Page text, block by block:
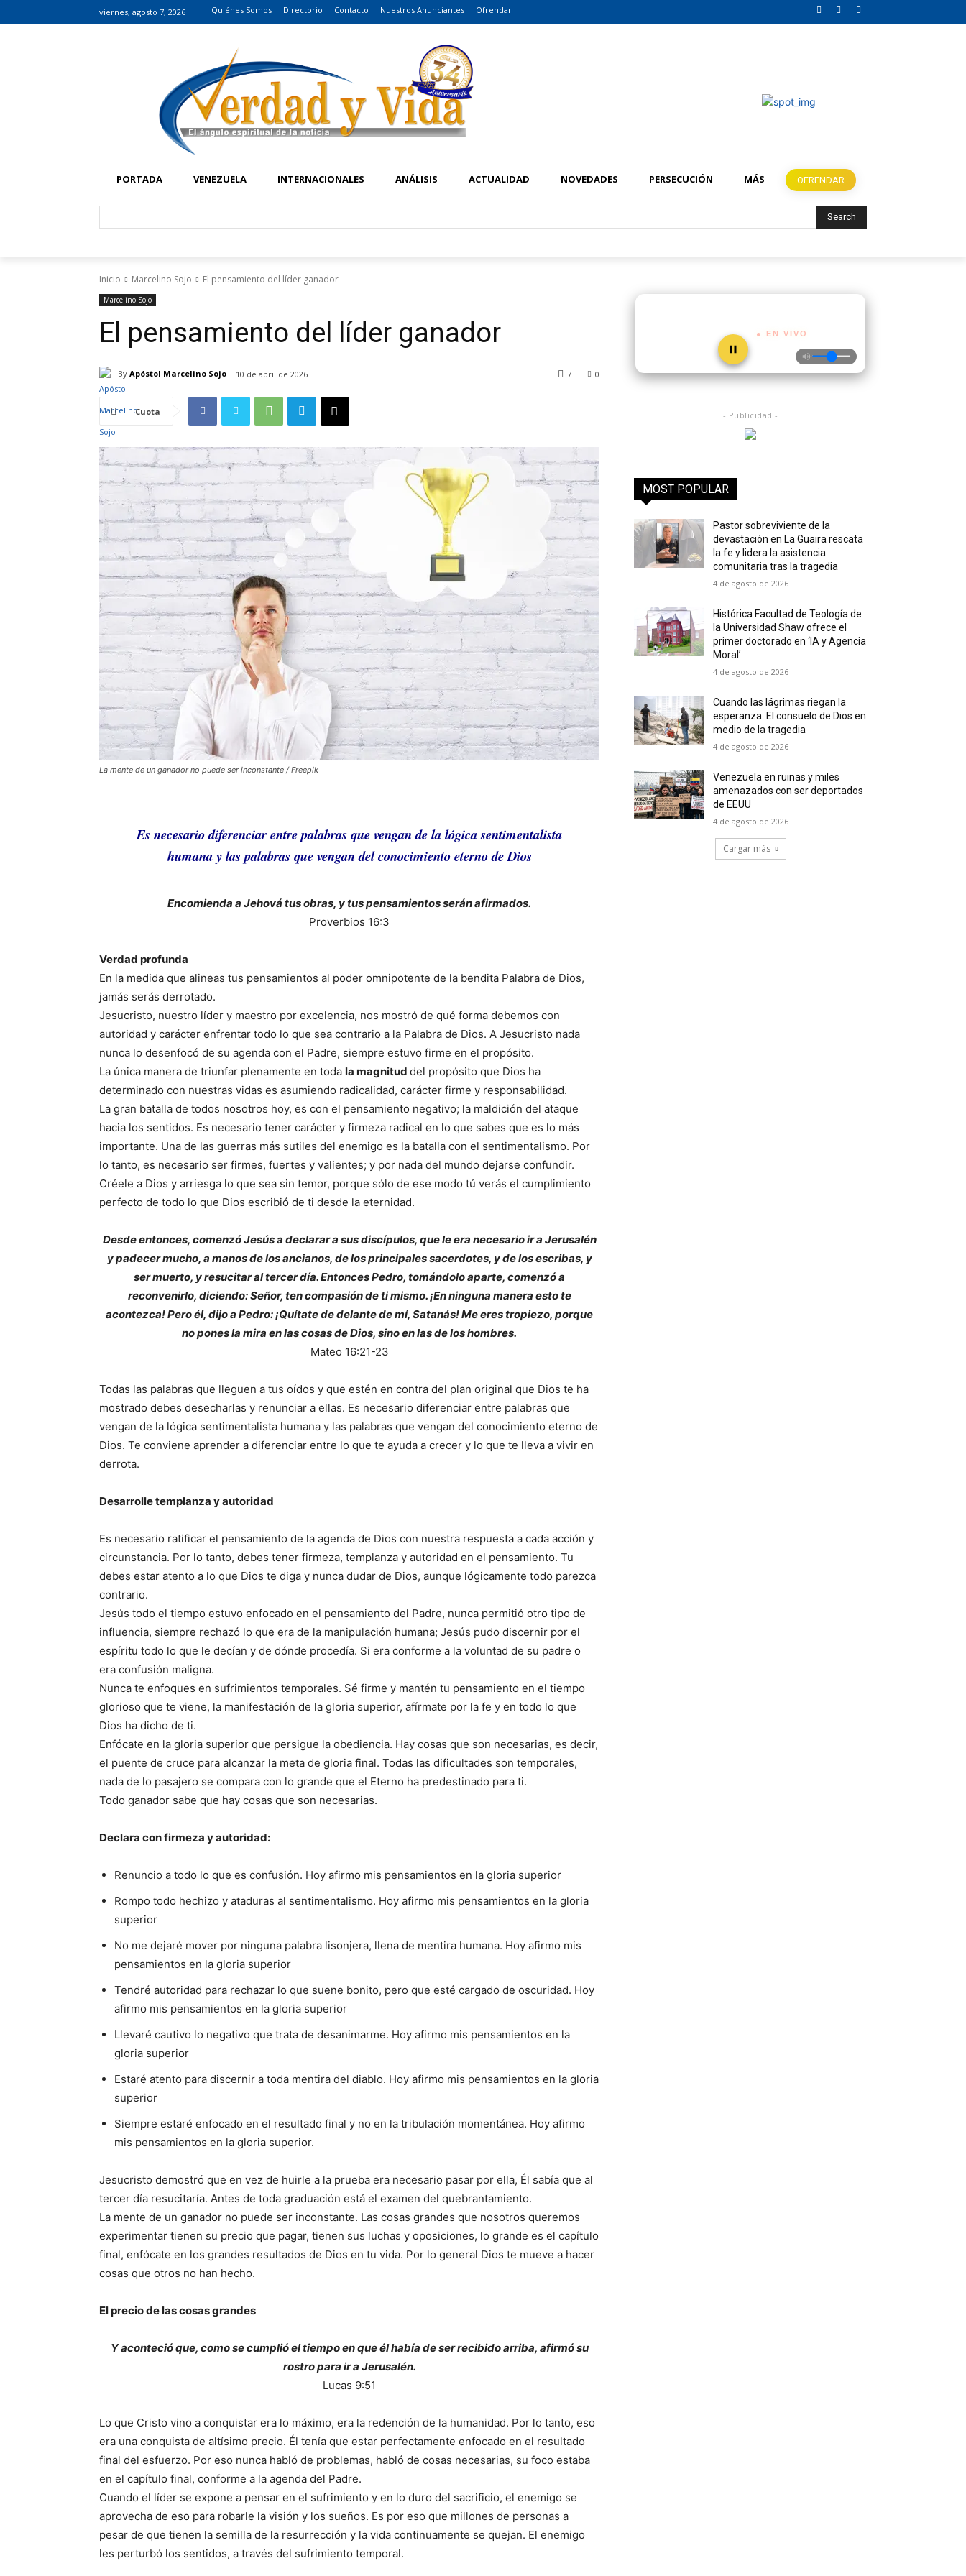
viernes, agosto 7, 2026 Quiénes Somos Directorio Contacto Nuestros Anunciantes Ofrendar
PORTADA VENEZUELA INTERNACIONALES ANÁLISIS ACTUALIDAD NOVEDADES PERSECUCIÓN MÁS OFRENDAR
Search
Inicio Marcelino Sojo El pensamiento del líder ganador
Marcelino Sojo
El pensamiento del líder ganador
By Apóstol Marcelino Sojo 10 de abril de 2026 0
7
Cuota
La mente de un ganador no puede ser inconstante / Freepik
Es necesario diferenciar entre palabras que vengan de la lógica sentimentalista
humana y las palabras que vengan del conocimiento eterno de Dios
Encomienda a Jehová tus obras, y tus pensamientos serán afirmados.
Proverbios 16:3
Verdad profunda
En la medida que alineas tus pensamientos al poder omnipotente de la bendita Palabra de Dios,
jamás serás derrotado.
Jesucristo, nuestro líder y maestro por excelencia, nos mostró de qué forma debemos con
autoridad y carácter enfrentar todo lo que sea contrario a la Palabra de Dios. A Jesucristo nada
nunca lo desenfocó de su agenda con el Padre, siempre estuvo firme en el propósito.
La única manera de triunfar plenamente en toda la magnitud del propósito que Dios ha
determinado con nuestras vidas es asumiendo radicalidad, carácter firme y responsabilidad.
La gran batalla de todos nosotros hoy, es con el pensamiento negativo; la maldición del ataque
hacia los sentidos. Es necesario tener carácter y firmeza radical en lo que sabes que es lo más
importante. Una de las guerras más sutiles del enemigo es la batalla con el sentimentalismo. Por
lo tanto, es necesario ser firmes, fuertes y valientes; y por nada del mundo dejarse confundir.
Créele a Dios y arriesga lo que sea sin temor, porque sólo de ese modo tú verás el cumplimiento
perfecto de todo lo que Dios escribió de ti desde la eternidad.
Desde entonces, comenzó Jesús a declarar a sus discípulos, que le era necesario ir a Jerusalén
y padecer mucho, a manos de los ancianos, de los principales sacerdotes, y de los escribas, y
ser muerto, y resucitar al tercer día. Entonces Pedro, tomándolo aparte, comenzó a
reconvenirlo, diciendo: Señor, ten compasión de ti mismo. ¡En ninguna manera esto te
acontezca! Pero él, dijo a Pedro: ¡Quítate de delante de mí, Satanás! Me eres tropiezo, porque
no pones la mira en las cosas de Dios, sino en las de los hombres.
Mateo 16:21-23
Todas las palabras que lleguen a tus oídos y que estén en contra del plan original que Dios te ha
mostrado debes desecharlas y renunciar a ellas. Es necesario diferenciar entre palabras que
vengan de la lógica sentimentalista humana y las palabras que vengan del conocimiento eterno de
Dios. Te conviene aprender a diferenciar entre lo que te ayuda a crecer y lo que te lleva a vivir en
derrota.
Desarrolle templanza y autoridad
Es necesario ratificar el pensamiento de la agenda de Dios con nuestra respuesta a cada acción y
circunstancia. Por lo tanto, debes tener firmeza, templanza y autoridad en el pensamiento. Tu
debes estar atento a lo que Dios te diga y nunca dudar de Dios, aunque lógicamente todo parezca
contrario.
Jesús todo el tiempo estuvo enfocado en el pensamiento del Padre, nunca permitió otro tipo de
influencia, siempre rechazó lo que era de la manipulación humana; Jesús pudo discernir por el
espíritu todo lo que le decían y de dónde procedía. Si era conforme a la voluntad de su padre o
era confusión maligna.
Nunca te enfoques en sufrimientos temporales. Sé firme y mantén tu pensamiento en el tiempo
glorioso que te viene, la manifestación de la gloria superior, afírmate por la fe y en todo lo que
Dios ha dicho de ti.
Enfócate en la gloria superior que persigue la obediencia. Hay cosas que son necesarias, es decir,
el puente de cruce para alcanzar la meta de gloria final. Todas las dificultades son temporales,
nada de lo pasajero se compara con lo grande que el Eterno ha predestinado para ti.
Todo ganador sabe que hay cosas que son necesarias.
Declara con firmeza y autoridad:
Renuncio a todo lo que es confusión. Hoy afirmo mis pensamientos en la gloria superior
Rompo todo hechizo y ataduras al sentimentalismo. Hoy afirmo mis pensamientos en la gloria
superior
No me dejaré mover por ninguna palabra lisonjera, llena de mentira humana. Hoy afirmo mis
pensamientos en la gloria superior
Tendré autoridad para rechazar lo que suene bonito, pero que esté cargado de oscuridad. Hoy
afirmo mis pensamientos en la gloria superior
Llevaré cautivo lo negativo que trata de desanimarme. Hoy afirmo mis pensamientos en la
gloria superior
Estaré atento para discernir a toda mentira del diablo. Hoy afirmo mis pensamientos en la gloria
superior
Siempre estaré enfocado en el resultado final y no en la tribulación momentánea. Hoy afirmo
mis pensamientos en la gloria superior.
Jesucristo demostró que en vez de huirle a la prueba era necesario pasar por ella, Él sabía que al
tercer día resucitaría. Antes de toda graduación está el examen del quebrantamiento.
La mente de un ganador no puede ser inconstante. Las cosas grandes que nosotros queremos
experimentar tienen su precio que pagar, tienen sus luchas y oposiciones, lo grande es el capítulo
final, enfócate en los grandes resultados de Dios en tu vida. Por lo general Dios te mueve a hacer
cosas que otros no han hecho.
El precio de las cosas grandes
Y aconteció que, como se cumplió el tiempo en que él había de ser recibido arriba, afirmó su
rostro para ir a Jerusalén.
Lucas 9:51
Lo que Cristo vino a conquistar era lo máximo, era la redención de la humanidad. Por lo tanto, eso
era una conquista de altísimo precio. Él tenía que estar perfectamente enfocado en el resultado
final del esfuerzo. Por eso nunca habló de problemas, habló de cosas necesarias, su foco estaba
en el capítulo final, conforme a la agenda del Padre.
Cuando el líder se expone a pensar en el sufrimiento y en lo duro del sacrificio, el enemigo se
aprovecha de eso para robarle la visión y los sueños. Es por eso que millones de personas a
pesar de que tienen la semilla de la resurrección y la vida continuamente se quejan. El enemigo
les perturbó los sentidos, a través del sufrimiento temporal.
● EN VIVO
- Publicidad -
MOST POPULAR
Pastor sobreviviente de la
devastación en La Guaira rescata
la fe y lidera la asistencia
comunitaria tras la tragedia
4 de agosto de 2026
Histórica Facultad de Teología de
la Universidad Shaw ofrece el
primer doctorado en ‘IA y Agencia
Moral’
4 de agosto de 2026
Cuando las lágrimas riegan la
esperanza: El consuelo de Dios en
medio de la tragedia
4 de agosto de 2026
Venezuela en ruinas y miles
amenazados con ser deportados
de EEUU
4 de agosto de 2026
Cargar más